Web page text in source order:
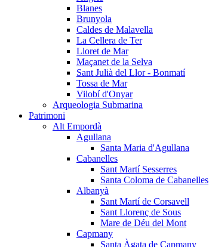
Blanes
Brunyola
Caldes de Malavella
La Cellera de Ter
Lloret de Mar
Maçanet de la Selva
Sant Julià del Llor - Bonmatí
Tossa de Mar
Vilobí d'Onyar
Arqueologia Submarina
Patrimoni
Alt Empordà
Agullana
Santa Maria d'Agullana
Cabanelles
Sant Martí Sesserres
Santa Coloma de Cabanelles
Albanyà
Sant Martí de Corsavell
Sant Llorenç de Sous
Mare de Déu del Mont
Capmany
Santa Àgata de Capmany